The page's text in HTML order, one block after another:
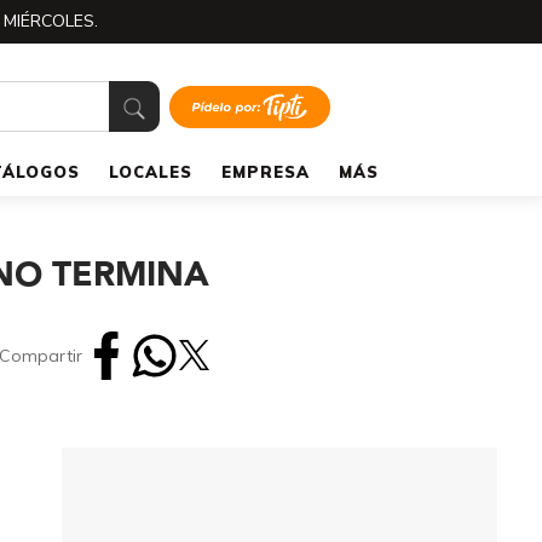
LOCALES EMPRESA MÁS
TERMINA